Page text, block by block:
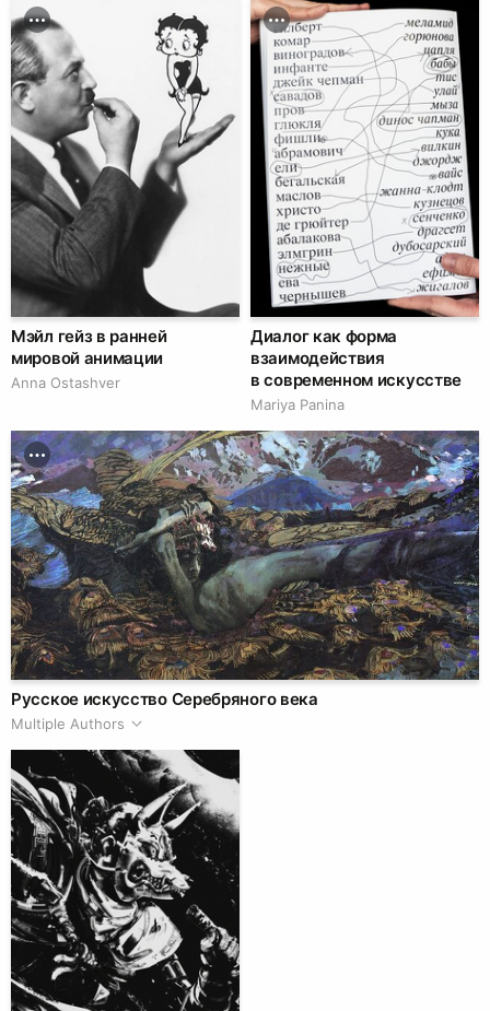
Мэйл гейз в ранней
мировой анимации
Anna Ostashver
Русское искусство Серебряного века
Multiple Authors
Диалог как форма
взаимодействия
в современном искусстве
Mariya Panina